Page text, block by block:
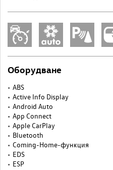
Оборудване
ABS
Active Info Display
Android Auto
App Connect
Apple CarPlay
Bluetooth
Coming-Home-функция
EDS
ESP